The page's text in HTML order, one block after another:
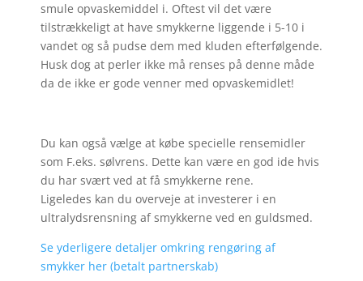
smule opvaskemiddel i. Oftest vil det være
tilstrækkeligt at have smykkerne liggende i 5-10 i
vandet og så pudse dem med kluden efterfølgende.
Husk dog at perler ikke må renses på denne måde
da de ikke er gode venner med opvaskemidlet!
Du kan også vælge at købe specielle rensemidler
som F.eks. sølvrens. Dette kan være en god ide hvis
du har svært ved at få smykkerne rene.
Ligeledes kan du overveje at investerer i en
ultralydsrensning af smykkerne ved en guldsmed.
Se yderligere detaljer omkring rengøring af
smykker her (betalt partnerskab)